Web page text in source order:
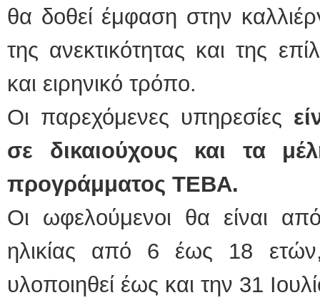
θα δοθεί έμφαση στην
της ανεκτικότητας και της
και ειρηνικό τρόπο.
Οι παρεχόμενες υπηρεσίες
σε δικαιούχους και τα
προγράμματος ΤΕΒΑ.
Οι ωφελούμενοι θα είναι
ηλικίας από 6 έως 18
υλοποιηθεί έως και την 31